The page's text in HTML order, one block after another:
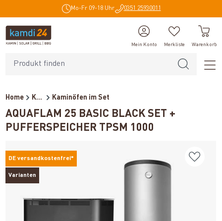
Mo-Fr 09-18 Uhr 0351 25930011
Mein Konto Merkliste Warenkorb
Home Kaminöfen Kaminöfen im Set
AQUAFLAM 25 BASIC BLACK SET +
PUFFERSPEICHER TPSM 1000
DE versandkostenfrei*
Varianten